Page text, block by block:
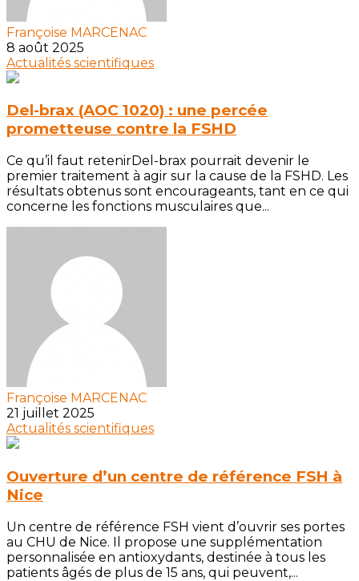
Françoise MARCENAC
8 août 2025
Actualités scientifiques
Del-brax (AOC 1020) : une percée
prometteuse contre la FSHD
Ce qu’il faut retenirDel-brax pourrait devenir le
premier traitement à agir sur la cause de la FSHD. Les
résultats obtenus sont encourageants, tant en ce qui
concerne les fonctions musculaires que...
Françoise MARCENAC
21 juillet 2025
Actualités scientifiques
Ouverture d’un centre de référence FSH à
Nice
Un centre de référence FSH vient d’ouvrir ses portes
au CHU de Nice. Il propose une supplémentation
personnalisée en antioxydants, destinée à tous les
patients âgés de plus de 15 ans, qui peuvent,...